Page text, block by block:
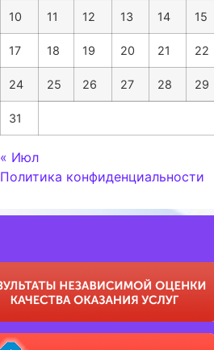
10 11 12 13 14 15
17 18 19 20 21 22
24 25 26 27 28 29
31
« Июл
Политика конфиденциальности